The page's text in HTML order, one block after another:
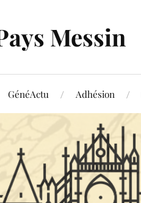
Messin
GénéActu Adhésion